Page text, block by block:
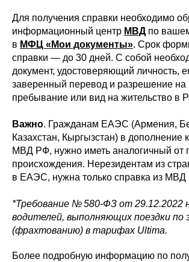
Для получения справки необходимо
информационный центр МВД по
в МФЦ «Мои документы». Срок
справки — до 30 дней. С собой
документ, удостоверяющий личность,
заверенный перевод и разрешение
пребывание или вид на жительство в
Важно. Гражданам ЕАЭС (Армения,
Казахстан, Кыргызстан) в дополнение
МВД РФ, нужно иметь аналогичный от
происхождения. Нерезидентам из
в ЕАЭС, нужна только справка из
*Требование № 580-ФЗ от 29.12.2022
водителей, выполняющих поездки по
(фрахтованию) в тарифах Ultima.
Более подробную информацию по